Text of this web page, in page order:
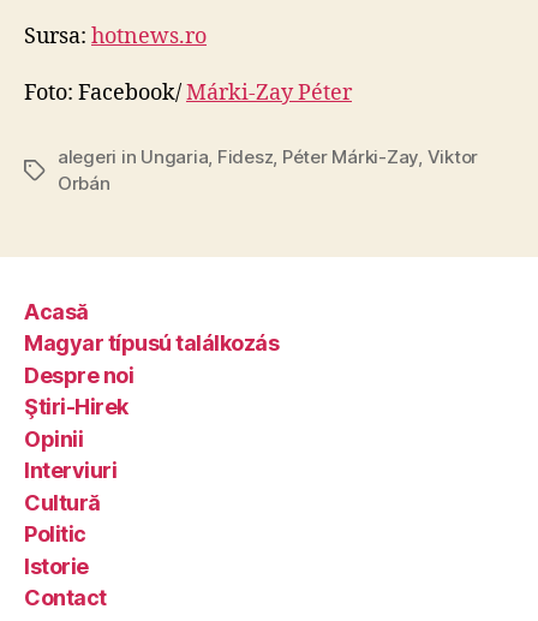
Sursa: hotnews.ro
Foto: Facebook/Márki-Zay Péter
Tags
alegeri in Ungaria, Fidesz, Péter Márki-Zay, Viktor
Orbán
Acasă
Magyar típusú találkozás
Despre noi
Ştiri-Hirek
Opinii
Interviuri
Cultură
Politic
Istorie
Contact